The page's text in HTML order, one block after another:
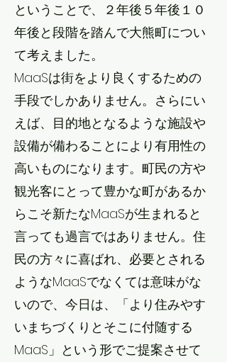
ということで、２年後５年後１０
年後と段階を踏んで大熊町につい
て考えました。
MaaSは街をより良くするための
手段でしかありません。さらにい
えば、目的地となるような施設や
設備が備わることにより有用性の
高いものになります。町民の方や
観光客にとって豊かな町があるか
らこそ新たなMaaSが生まれると
言っても過言ではありません。住
民の方々に喜ばれ、必要とされる
ようなMaaSでなくては意味がな
いので、今日は、「より住みやす
いまちづくりとそこに付随する
MaaS」という形でご提案させて